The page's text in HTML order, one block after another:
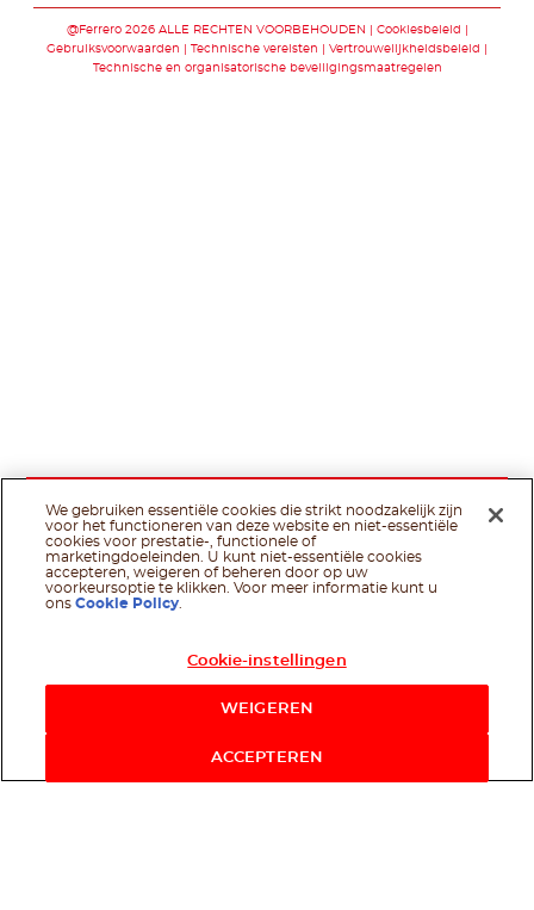
@Ferrero 2026 ALLE RECHTEN VOORBEHOUDEN
Cookiesbeleid
Gebruiksvoorwaarden
Technische vereisten
Vertrouwelijkheidsbeleid
Technische en organisatorische beveiligingsmaatregelen
We gebruiken essentiële cookies die strikt noodzakelijk zijn
voor het functioneren van deze website en niet-essentiële
cookies voor prestatie-, functionele of
marketingdoeleinden. U kunt niet-essentiële cookies
accepteren, weigeren of beheren door op uw
voorkeursoptie te klikken. Voor meer informatie kunt u
ons Cookie Policy
Cookie-instellingen
WEIGEREN
ACCEPTEREN